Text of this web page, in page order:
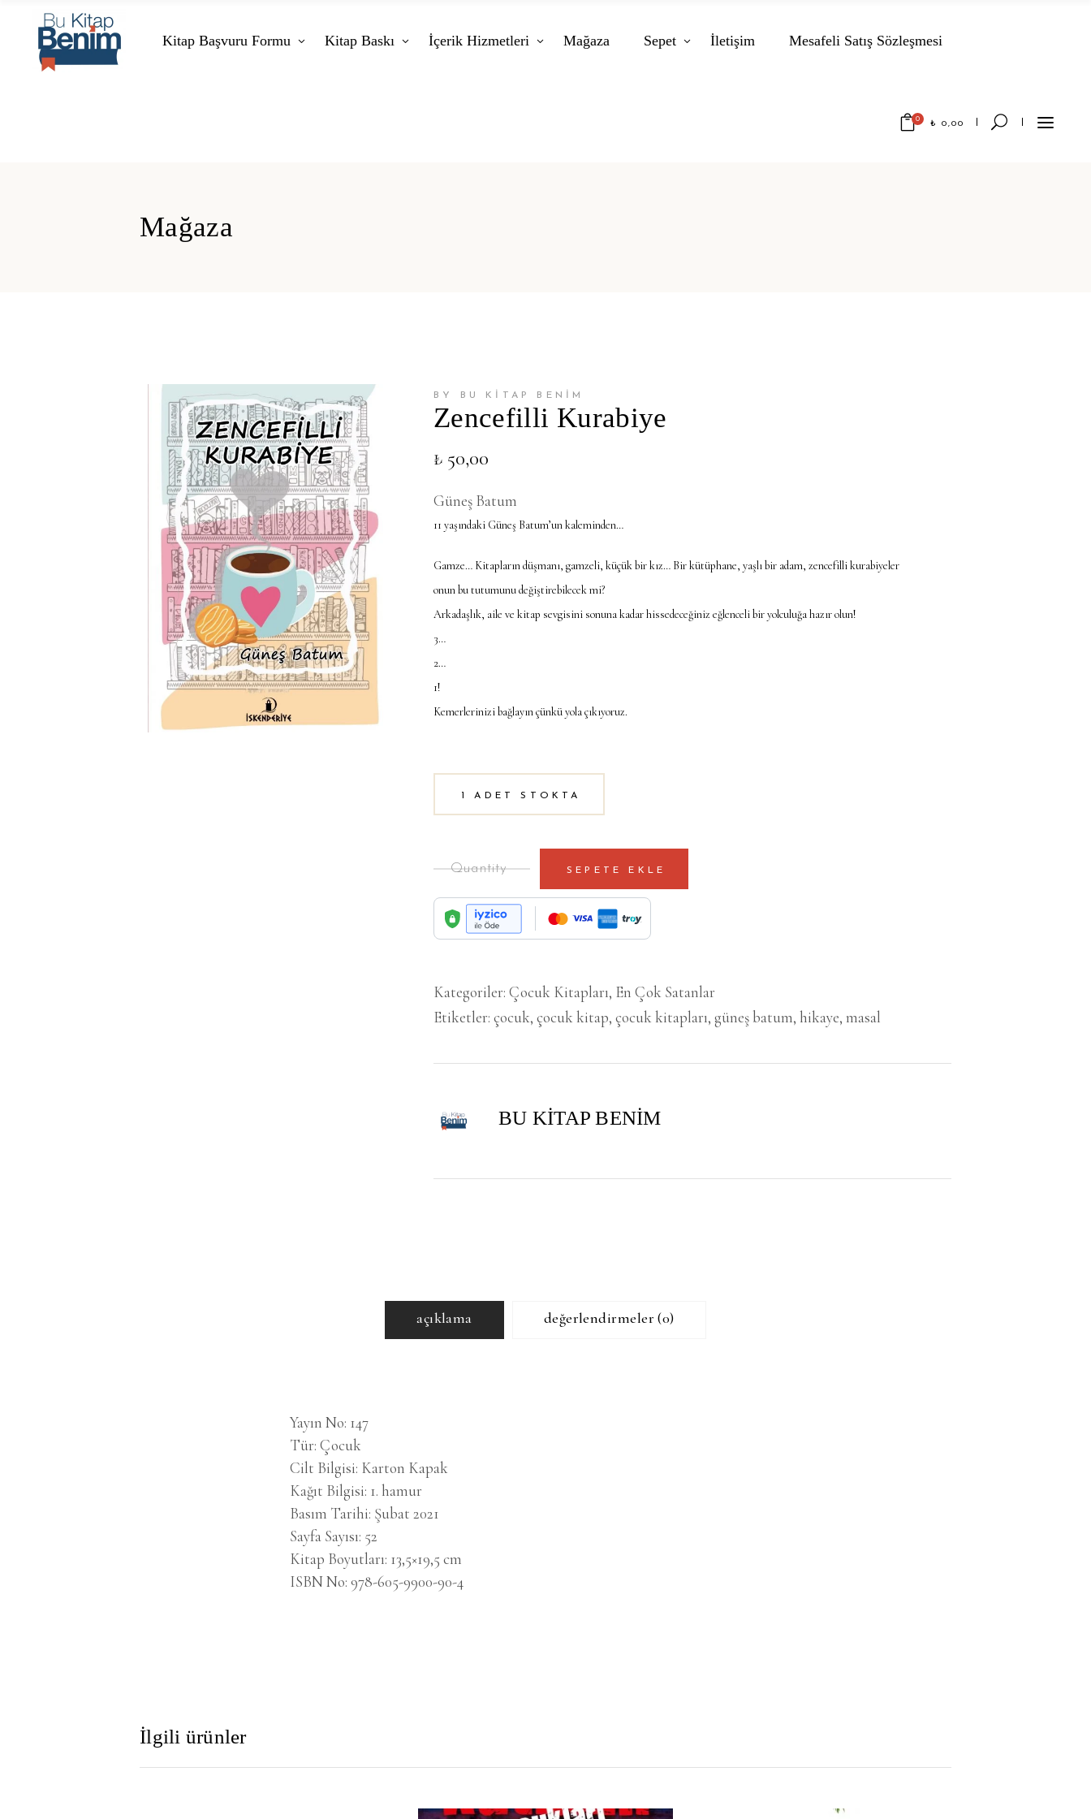
Kitap Başvuru Formu Kitap Baskı İçerik Hizmetleri Mağaza Sepet İletişim Mesafeli Satış Sözleşmesi
0 ₺ 0,00
Mağaza
BY BU KİTAP BENİM
Zencefilli Kurabiye
₺ 50,00
Güneş Batum
11 yaşındaki Güneş Batum’un kaleminden…
Gamze… Kitapların düşmanı, gamzeli, küçük bir kız… Bir kütüphane, yaşlı bir adam, zencefilli kurabiyeler
onun bu tutumunu değiştirebilecek mi?
Arkadaşlık, aile ve kitap sevgisini sonuna kadar hissedeceğiniz eğlenceli bir yolculuğa hazır olun!
3…
2…
1!
Kemerlerinizi bağlayın çünkü yola çıkıyoruz.
1 ADET STOKTA
SEPETE EKLE
Kategoriler: Çocuk Kitapları, En Çok Satanlar
Etiketler: çocuk, çocuk kitap, çocuk kitapları, güneş batum, hikaye, masal
BU KİTAP BENİM
açıklama değerlendirmeler (0)
Yayın No 147
Tür Çocuk
Cilt Bilgisi Karton Kapak
Kağıt Bilgisi 1. hamur
Basım Tarihi Şubat 2021
Sayfa Sayısı 52
Kitap Boyutları 13,5×19,5 cm
ISBN No 978-605-9900-90-4
İlgili ürünler